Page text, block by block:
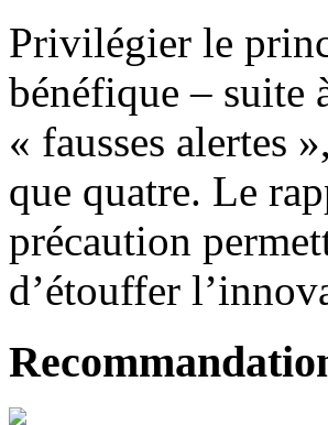
Privilégier le
bénéfique – suite
« fausses alertes
que quatre. Le
précaution
d’étouffer